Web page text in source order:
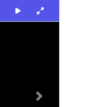
Next